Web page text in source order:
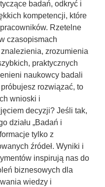
badań, odkryć i
kompetencji, które
Rzetelne
czasopismach
zrozumienia
praktycznych
naukowcy badali
rozwiązać, to
wnioski i
decyzji? Jeśli tak,
działu „Badań i
tylko z
źródeł. Wyniki i
inspirują nas do
biznesowych dla
wiedzy i